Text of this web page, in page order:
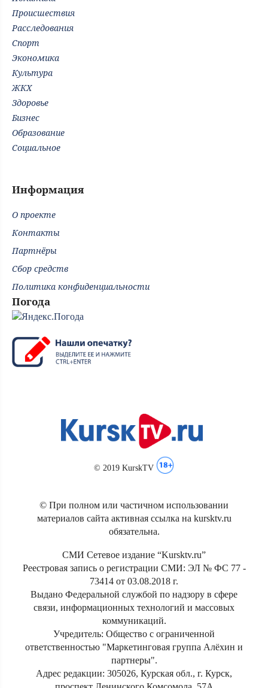
Происшествия
Расследования
Спорт
Экономика
Культура
ЖКХ
Здоровье
Бизнес
Образование
Социальное
Информация
О проекте
Контакты
Партнёры
Сбор средств
Политика конфиденциальности
Погода
© 2019 KurskTV
© При полном или частичном использовании
материалов сайта активная ссылка на kursktv.ru
обязательна.
СМИ Сетевое издание “Kursktv.ru”
Реестровая запись о регистрации СМИ: ЭЛ № ФС 77 -
73414 от 03.08.2018 г.
Выдано Федеральной службой по надзору в сфере
связи, информационных технологий и массовых
коммуникаций.
Учредитель: Общество с ограниченной
ответственностью "Маркетинговая группа Алёхин и
партнеры".
Адрес редакции: 305026, Курская обл., г. Курск,